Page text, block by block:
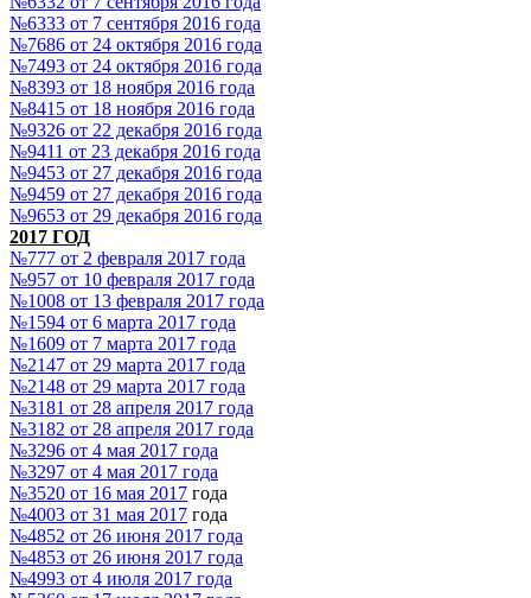
№6333 от 7 сентября 2016 года
№7686 от 24 октября 2016 года
№7493 от 24 октября 2016 года
№8393 от 18 ноября 2016 года
№8415 от 18 ноября 2016 года
№9326 от 22 декабря 2016 года
№9411 от 23 декабря 2016 года
№9453 от 27 декабря 2016 года
№9459 от 27 декабря 2016 года
№9653 от 29 декабря 2016 года
2017 ГОД
№777 от 2 февраля 2017 года
№957 от 10 февраля 2017 года
№1008 от 13 февраля 2017 года
№1594 от 6 марта 2017 года
№1609 от 7 марта 2017 года
№2147 от 29 марта 2017 года
№2148 от 29 марта 2017 года
№3181 от 28 апреля 2017 года
№3182 от 28 апреля 2017 года
№3296 от 4 мая 2017 года
№3297 от 4 мая 2017 года
№3520 от 16 мая 2017 года
№4003 от 31 мая 2017 года
№4852 от 26 июня 2017 года
№4853 от 26 июня 2017 года
№4993 от 4 июля 2017 года